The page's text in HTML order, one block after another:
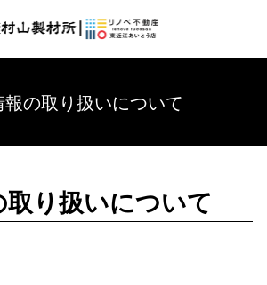
の取り扱いについて
り扱いについて